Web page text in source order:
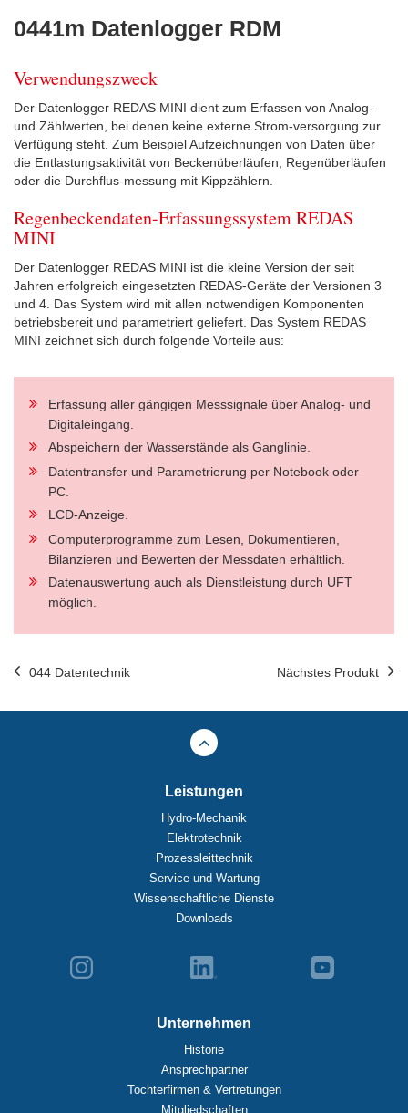
0441m Datenlogger RDM
Verwendungszweck
Der Datenlogger REDAS MINI dient zum Erfassen von Analog-
und Zählwerten, bei denen keine externe Strom-versorgung zur
Verfügung steht. Zum Beispiel Aufzeichnungen von Daten über
die Entlastungsaktivität von Beckenüberläufen, Regenüberläufen
oder die Durchflus-messung mit Kippzählern.
Regenbeckendaten-Erfassungssystem REDAS
MINI
Der Datenlogger REDAS MINI ist die kleine Version der seit
Jahren erfolgreich eingesetzten REDAS-Geräte der Versionen 3
und 4. Das System wird mit allen notwendigen Komponenten
betriebsbereit und parametriert geliefert. Das System REDAS
MINI zeichnet sich durch folgende Vorteile aus:
Erfassung aller gängigen Messsignale über Analog- und
Digitaleingang.
Abspeichern der Wasserstände als Ganglinie.
Datentransfer und Parametrierung per Notebook oder
PC.
LCD-Anzeige.
Computerprogramme zum Lesen, Dokumentieren,
Bilanzieren und Bewerten der Messdaten erhältlich.
Datenauswertung auch als Dienstleistung durch UFT
möglich.
044 Datentechnik Nächstes Produkt
Leistungen
Hydro-Mechanik
Elektrotechnik
Prozessleittechnik
Service und Wartung
Wissenschaftliche Dienste
Downloads
Unternehmen
Historie
Ansprechpartner
Tochterfirmen & Vertretungen
Mitgliedschaften